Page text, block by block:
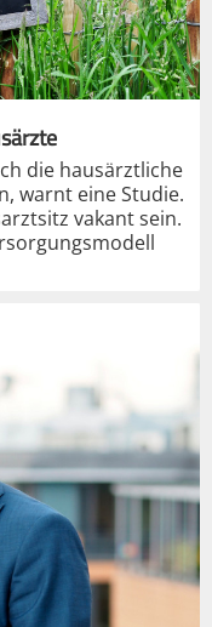
die hausärztliche
warnt eine Studie.
vakant sein.